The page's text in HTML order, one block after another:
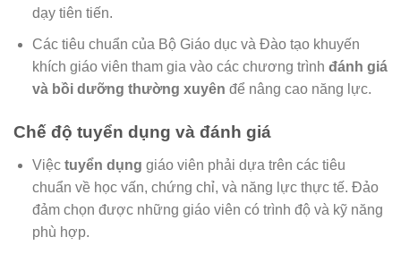
dạy tiên tiến.
Các tiêu chuẩn của Bộ Giáo dục và Đào tạo khuyến
khích giáo viên tham gia vào các chương trình đánh giá
và bồi dưỡng thường xuyên để nâng cao năng lực.
Chế độ tuyển dụng và đánh giá
Việc tuyển dụng giáo viên phải dựa trên các tiêu
chuẩn về học vấn, chứng chỉ, và năng lực thực tế. Đảo
đảm chọn được những giáo viên có trình độ và kỹ năng
phù hợp.